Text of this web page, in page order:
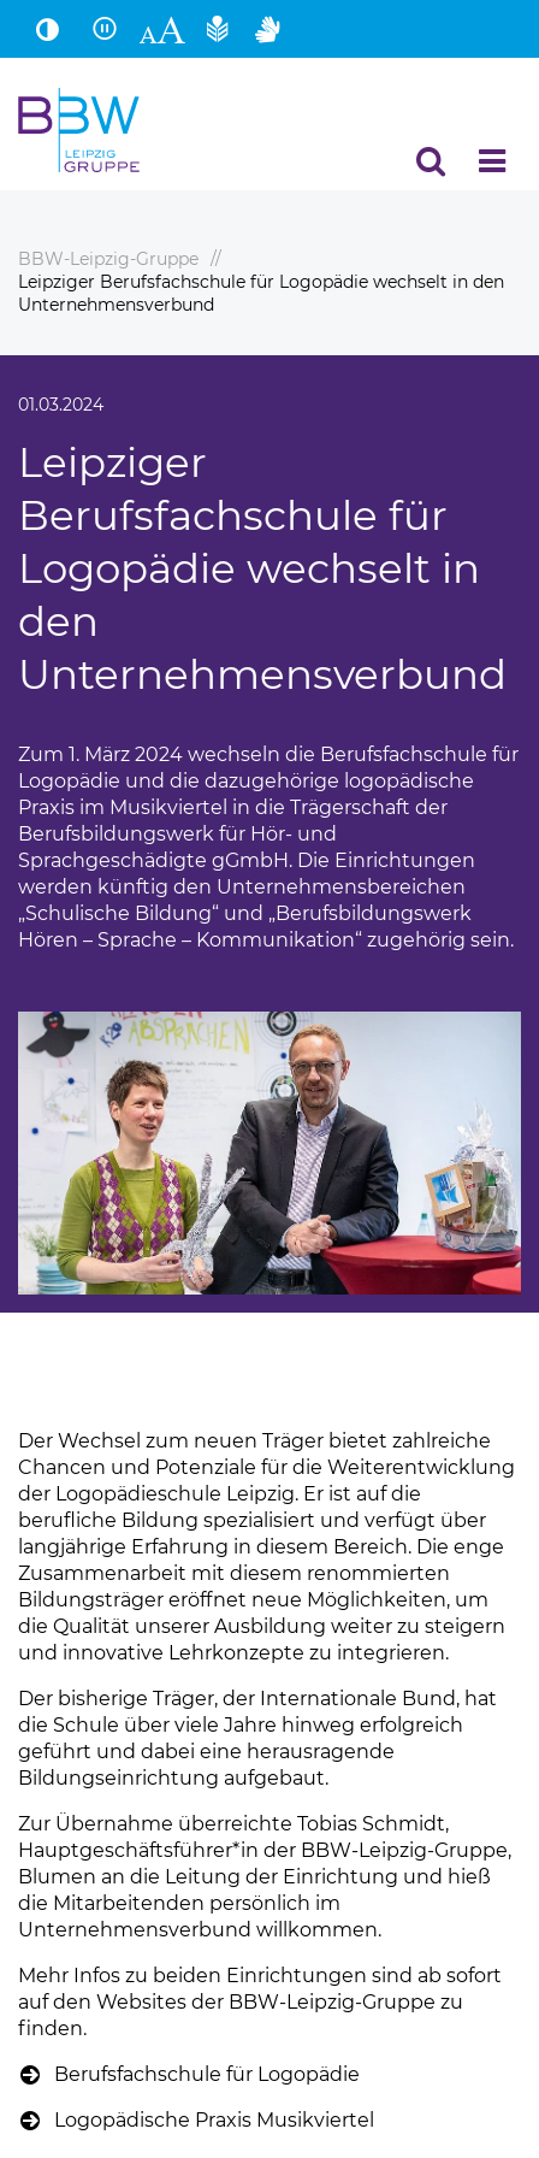
Hauptinhalt
Fußbereich
BBW-Leipzig-Gruppe
Leipziger Berufsfachschule für Logopädie wechselt in den
Unternehmensverbund
01.03.2024
Leipziger
Berufsfachschule für
Logopädie wechselt in
den
Unternehmensverbund
Zum 1. März 2024 wechseln die Berufsfachschule für
Logopädie und die dazugehörige logopädische
Praxis im Musikviertel in die Trägerschaft der
Berufsbildungswerk für Hör- und
Sprachgeschädigte gGmbH. Die Einrichtungen
werden künftig den Unternehmensbereichen
„Schulische Bildung“ und „Berufsbildungswerk
Hören – Sprache – Kommunikation“ zugehörig sein.
Der Wechsel zum neuen Träger bietet zahlreiche
Chancen und Potenziale für die Weiterentwicklung
der Logopädieschule Leipzig. Er ist auf die
berufliche Bildung spezialisiert und verfügt über
langjährige Erfahrung in diesem Bereich. Die enge
Zusammenarbeit mit diesem renommierten
Bildungsträger eröffnet neue Möglichkeiten, um
die Qualität unserer Ausbildung weiter zu steigern
und innovative Lehrkonzepte zu integrieren.
Der bisherige Träger, der Internationale Bund, hat
die Schule über viele Jahre hinweg erfolgreich
geführt und dabei eine herausragende
Bildungseinrichtung aufgebaut.
Zur Übernahme überreichte Tobias Schmidt,
Hauptgeschäftsführer*in der BBW-Leipzig-Gruppe,
Blumen an die Leitung der Einrichtung und hieß
die Mitarbeitenden persönlich im
Unternehmensverbund willkommen.
Mehr Infos zu beiden Einrichtungen sind ab sofort
auf den Websites der BBW-Leipzig-Gruppe zu
finden.
Berufsfachschule für Logopädie
Logopädische Praxis Musikviertel